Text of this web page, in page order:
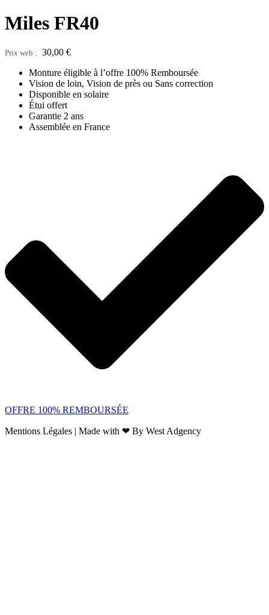
Miles FR40
30,00 €
Monture éligible à l’offre 100% Remboursée
Vision de loin, Vision de près ou Sans correction
Disponible en solaire
Étui offert
Garantie 2 ans
Assemblée en France
OFFRE 100% REMBOURSÉE
Mentions Légales | Made with ❤ By West Adgency